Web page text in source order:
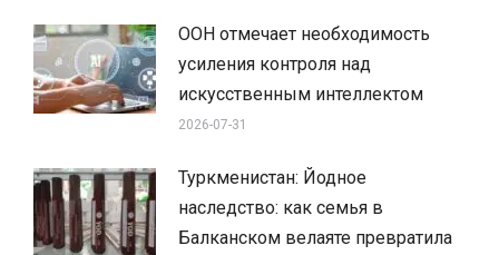
ООН отмечает необходимость
усиления контроля над
искусственным интеллектом
2026-07-31
Туркменистан: Йодное
наследство: как семья в
Балканском велаяте превратила